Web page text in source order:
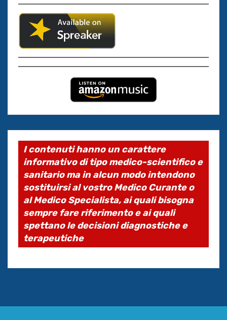
I contenuti hanno un carattere
informativo di tipo medico-scientifico e
sanitario ma in alcun modo intendono
sostituirsi al vostro Medico Curante o
al Medico Specialista, ai quali bisogna
sempre fare riferimento e ai quali
spettano le decisioni diagnostiche e
terapeutiche